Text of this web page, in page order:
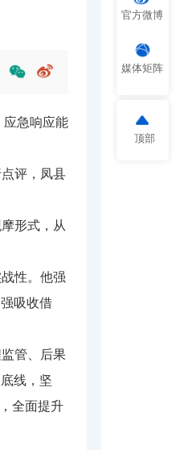
官方微博
媒体矩阵
顶部
应急响应能
评，凤县
形式，从
性。他强
吸收借
管、后果
线，坚
全面提升